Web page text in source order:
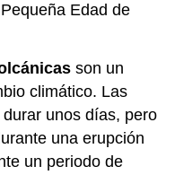
Edad de
son un
climático. Las
unos días, pero
una erupción
un periodo de